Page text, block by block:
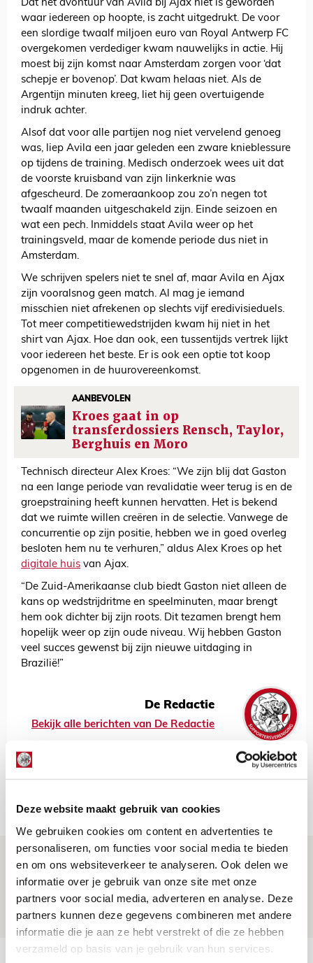
Deze website maakt gebruik van cookies
We gebruiken cookies om content en advertenties te
personaliseren, om functies voor social media te bieden
en om ons websiteverkeer te analyseren. Ook delen we
informatie over je gebruik van onze site met onze
partners voor social media, adverteren en analyse. Deze
partners kunnen deze gegevens combineren met andere
informatie die je aan ze hebt verstrekt of die ze hebben
verzameld op basis van je gebruik van hun services.
Dat het avontuur van Avila bij Ajax niet is geworden
waar iedereen op hoopte, is zacht uitgedrukt. De voor
een slordige twaalf miljoen euro van Royal Antwerp FC
overgekomen verdediger kwam nauwelijks in actie. Hij
moest bij zijn komst naar Amsterdam zorgen voor ‘dat
schepje er bovenop’. Dat kwam helaas niet. Als de
Argentijn minuten kreeg, liet hij geen overtuigende
indruk achter.
Alsof dat voor alle partijen nog niet vervelend genoeg
was, liep Avila een jaar geleden een zware knieblessure
op tijdens de training. Medisch onderzoek wees uit dat
de voorste kruisband van zijn linkerknie was
afgescheurd. De zomeraankoop zou zo’n negen tot
twaalf maanden uitgeschakeld zijn. Einde seizoen en
wat een pech. Inmiddels staat Avila weer op het
trainingsveld, maar de komende periode dus niet in
Amsterdam.
We schrijven spelers niet te snel af, maar Avila en Ajax
zijn vooralsnog geen match. Al mag je iemand
misschien niet afrekenen op slechts vijf eredivisieduels.
Tot meer competitiewedstrijden kwam hij niet in het
shirt van Ajax. Hoe dan ook, een tussentijds vertrek lijkt
voor iedereen het beste. Er is ook een optie tot koop
opgenomen in de huurovereenkomst.
AANBEVOLEN
Kroes gaat in op
transferdossiers Rensch, Taylor,
Berghuis en Moro
Technisch directeur Alex Kroes: “We zijn blij dat Gaston
na een lange periode van revalidatie weer terug is en de
groepstraining heeft kunnen hervatten. Het is bekend
dat we ruimte willen creëren in de selectie. Vanwege de
concurrentie op zijn positie, hebben we in goed overleg
besloten hem nu te verhuren,” aldus Alex Kroes op het
digitale huis van Ajax.
“De Zuid-Amerikaanse club biedt Gaston niet alleen de
kans op wedstrijdritme en speelminuten, maar brengt
hem ook dichter bij zijn roots. Dit tezamen brengt hem
hopelijk weer op zijn oude niveau. Wij hebben Gaston
veel succes gewenst bij zijn nieuwe uitdaging in
Brazilië!”
De Redactie
Bekijk alle berichten van De Redactie
Net binnen //
Drie dingen die je moet weten over PEC
Zwolle - Ajax
08 AUGUSTUS 2026 - 12:32
NIEUWS